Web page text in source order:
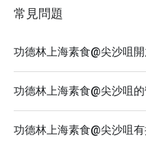
使 用
此優惠不可與其他折扣
客人必須出示預定證明
如有任何爭議，經
常見問題
功德林上海素食@尖沙咀
功德林上海素食@尖沙咀
功德林上海素食@尖沙咀